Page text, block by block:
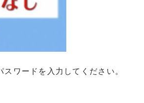
ワードを入力してください。